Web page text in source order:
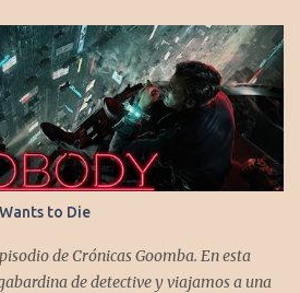
se adapte a tus gustos. Si te gusta este
saber para crear nuevas entradas con
Cuphead En la mente de los dos
la idea de fusionar el arte de las
con un juego de disparos (al estilo
apuesta ganadora. En la ejecución, la
un excelente diseño de niveles,
desafiantes y una música
te mantiene enganchado a pesar de su
to Die
de Crónicas Goomba. En esta
de detective y viajamos a una